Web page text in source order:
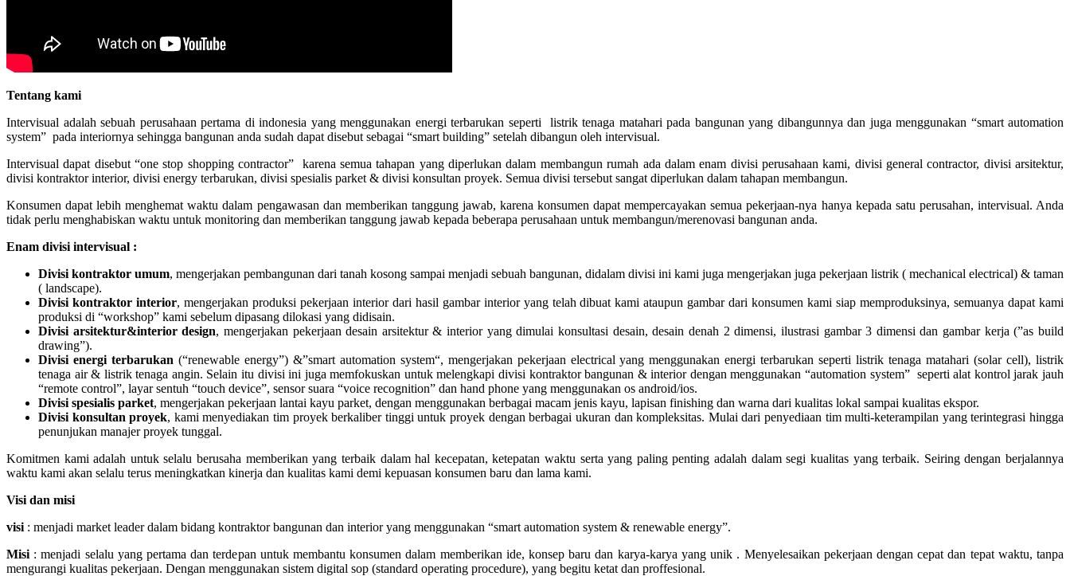
Tentang kami
Intervisual adalah sebuah perusahaan pertama di indonesia yang menggunakan energi terbarukan seperti listrik tenaga matahari pada bangunan yang dibangunnya dan juga menggunakan “smart automation
system” pada interiornya sehingga bangunan anda sudah dapat disebut sebagai “smart building” setelah dibangun oleh intervisual.
Intervisual dapat disebut “one stop shopping contractor” karena semua tahapan yang diperlukan dalam membangun rumah ada dalam enam divisi perusahaan kami, divisi general contractor, divisi arsitektur,
divisi kontraktor interior, divisi energy terbarukan, divisi spesialis parket & divisi konsultan proyek. Semua divisi tersebut sangat diperlukan dalam tahapan membangun.
Konsumen dapat lebih menghemat waktu dalam pengawasan dan memberikan tanggung jawab, karena konsumen dapat mempercayakan semua pekerjaan-nya hanya kepada satu perusahan, intervisual. Anda
tidak perlu menghabiskan waktu untuk monitoring dan memberikan tanggung jawab kepada beberapa perusahaan untuk membangun/merenovasi bangunan anda.
Enam divisi intervisual :
Divisi kontraktor umum, mengerjakan pembangunan dari tanah kosong sampai menjadi sebuah bangunan, didalam divisi ini kami juga mengerjakan juga pekerjaan listrik ( mechanical electrical) & taman
( landscape).
Divisi kontraktor interior, mengerjakan produksi pekerjaan interior dari hasil gambar interior yang telah dibuat kami ataupun gambar dari konsumen kami siap memproduksinya, semuanya dapat kami
produksi di “workshop” kami sebelum dipasang dilokasi yang didisain.
Divisi arsitektur&interior design, mengerjakan pekerjaan desain arsitektur & interior yang dimulai konsultasi desain, desain denah 2 dimensi, ilustrasi gambar 3 dimensi dan gambar kerja (”as build
drawing”).
Divisi energi terbarukan (“renewable energy”) &”smart automation system“, mengerjakan pekerjaan electrical yang menggunakan energi terbarukan seperti listrik tenaga matahari (solar cell), listrik
tenaga air & listrik tenaga angin. Selain itu divisi ini juga memfokuskan untuk melengkapi divisi kontraktor bangunan & interior dengan menggunakan “automation system” seperti alat kontrol jarak jauh
“remote control”, layar sentuh “touch device”, sensor suara “voice recognition” dan hand phone yang menggunakan os android/ios.
Divisi spesialis parket, mengerjakan pekerjaan lantai kayu parket, dengan menggunakan berbagai macam jenis kayu, lapisan finishing dan warna dari kualitas lokal sampai kualitas ekspor.
Divisi konsultan proyek, kami menyediakan tim proyek berkaliber tinggi untuk proyek dengan berbagai ukuran dan kompleksitas. Mulai dari penyediaan tim multi-keterampilan yang terintegrasi hingga
penunjukan manajer proyek tunggal.
Komitmen kami adalah untuk selalu berusaha memberikan yang terbaik dalam hal kecepatan, ketepatan waktu serta yang paling penting adalah dalam segi kualitas yang terbaik. Seiring dengan berjalannya
waktu kami akan selalu terus meningkatkan kinerja dan kualitas kami demi kepuasan konsumen baru dan lama kami.
Visi dan misi
visi : menjadi market leader dalam bidang kontraktor bangunan dan interior yang menggunakan “smart automation system & renewable energy”.
Misi : menjadi selalu yang pertama dan terdepan untuk membantu konsumen dalam memberikan ide, konsep baru dan karya-karya yang unik . Menyelesaikan pekerjaan dengan cepat dan tepat waktu, tanpa
mengurangi kualitas pekerjaan. Dengan menggunakan sistem digital sop (standard operating procedure), yang begitu ketat dan proffesional.